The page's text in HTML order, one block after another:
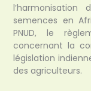
semences en
PNUD, le
concernant la
législation
des agriculteurs.